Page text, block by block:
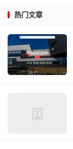
热门文章